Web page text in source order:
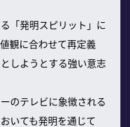
「発明スピリット」に
観に合わせて再定義
しようとする強い意志
のテレビに象徴される
いても発明を通じて